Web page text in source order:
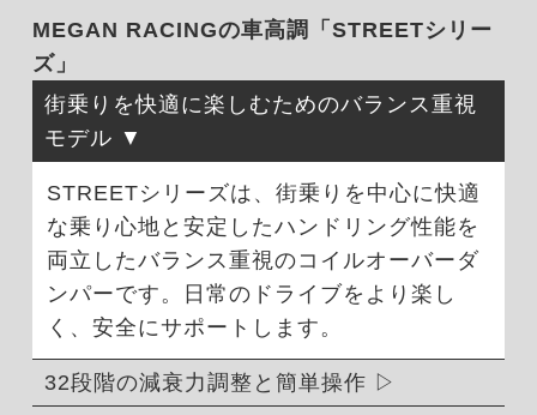
MEGAN RACINGの車高調「STREETシリー
ズ」
街乗りを快適に楽しむためのバランス重視
モデル
STREETシリーズは、街乗りを中心に快適
な乗り心地と安定したハンドリング性能を
両立したバランス重視のコイルオーバーダ
ンパーです。日常のドライブをより楽し
く、安全にサポートします。
32段階の減衰力調整と簡単操作